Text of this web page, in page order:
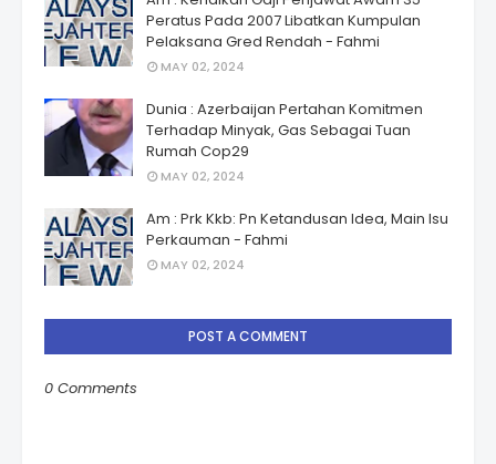
Peratus Pada 2007 Libatkan Kumpulan
Pelaksana Gred Rendah - Fahmi
MAY 02, 2024
Dunia : Azerbaijan Pertahan Komitmen
Terhadap Minyak, Gas Sebagai Tuan
Rumah Cop29
MAY 02, 2024
Am : Prk Kkb: Pn Ketandusan Idea, Main Isu
Perkauman - Fahmi
MAY 02, 2024
POST A COMMENT
0 Comments